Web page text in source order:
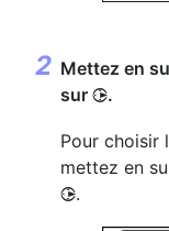
Mettez en
sur 2.
Pour choisir
mettez en
2.